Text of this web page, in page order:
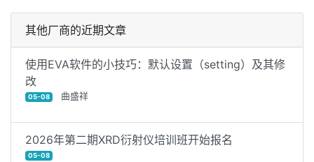
其他厂商的近期文章
使用EVA软件的小技巧：默认设置（setting）及其修
改
05-08 曲盛祥
2026年第二期XRD衍射仪培训班开始报名
05-08